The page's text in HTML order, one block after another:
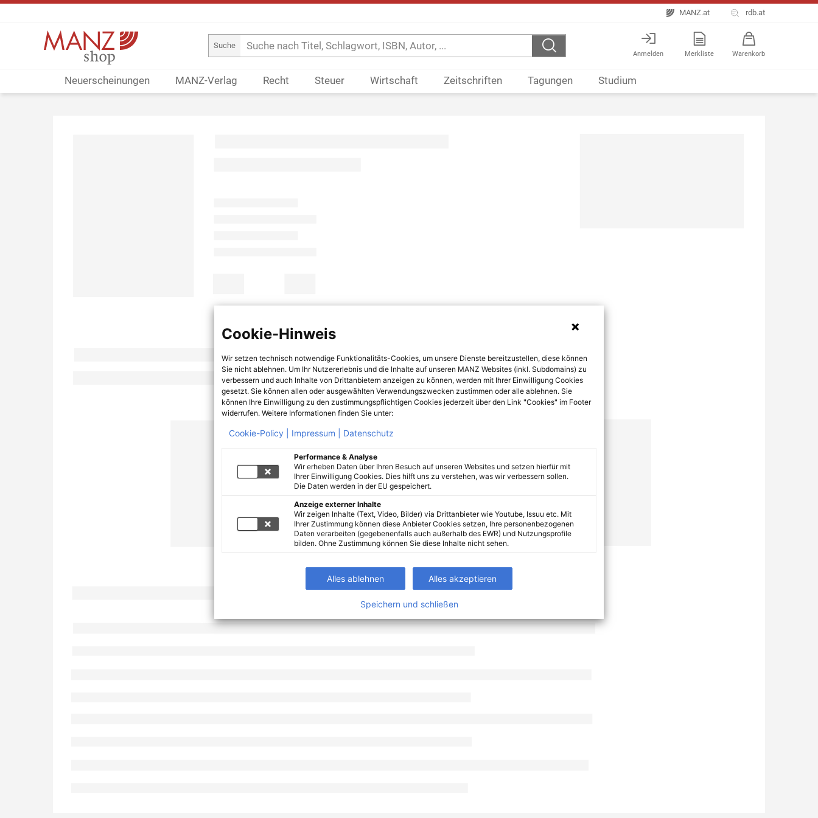
MANZ.at rdb.at
Suche
Anmelden Merkliste Warenkorb
Neuerscheinungen MANZ-Verlag Recht Steuer Wirtschaft Zeitschriften Tagungen Studium
Cookie-Hinweis
Wir setzen technisch notwendige Funktionalitäts-Cookies, um unsere Dienste bereitzustellen, diese können
Sie nicht ablehnen. Um Ihr Nutzererlebnis und die Inhalte auf unseren MANZ Websites (inkl. Subdomains) zu
verbessern und auch Inhalte von Drittanbietern anzeigen zu können, werden mit Ihrer Einwilligung Cookies
gesetzt. Sie können allen oder ausgewählten Verwendungszwecken zustimmen oder alle ablehnen. Sie
können Ihre Einwilligung zu den zustimmungspflichtigen Cookies jederzeit über den Link "Cookies" im Footer
widerrufen. Weitere Informationen finden Sie unter:
Cookie-Policy | Impressum | Datenschutz
Performance & Analyse
Wir erheben Daten über Ihren Besuch auf unseren Websites und setzen hierfür mit
Ihrer Einwilligung Cookies. Dies hilft uns zu verstehen, was wir verbessern sollen.
Die Daten werden in der EU gespeichert.
Anzeige externer Inhalte
Wir zeigen Inhalte (Text, Video, Bilder) via Drittanbieter wie Youtube, Issuu etc. Mit
Ihrer Zustimmung können diese Anbieter Cookies setzen, Ihre personenbezogenen
Daten verarbeiten (gegebenenfalls auch außerhalb des EWR) und Nutzungsprofile
bilden. Ohne Zustimmung können Sie diese Inhalte nicht sehen.
Alles ablehnen Alles akzeptieren
Speichern und schließen